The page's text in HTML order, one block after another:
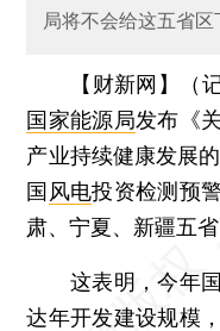
局将不会给这五省
【财新网】（
国家能源局发布《
产业持续健康发展
国 风电投资检测预
肃、宁夏、新疆五
这表明，今年国
达年开发建设规模